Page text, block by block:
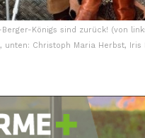
Königs sind zurück! (von
unten: Christoph Maria Herbst,